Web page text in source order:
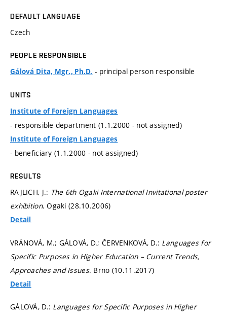
DEFAULT LANGUAGE
Czech
PEOPLE RESPONSIBLE
Gálová Dita, Mgr., Ph.D. - principal person responsible
UNITS
Institute of Foreign Languages
- responsible department (1.1.2000 - not assigned)
Institute of Foreign Languages
- beneficiary (1.1.2000 - not assigned)
RESULTS
RAJLICH, J.: The 6th Ogaki International Invitational poster
exhibition. Ogaki (28.10.2006)
Detail
VRÁNOVÁ, M.; GÁLOVÁ, D.; ČERVENKOVÁ, D.: Languages for
Specific Purposes in Higher Education – Current Trends,
Approaches and Issues. Brno (10.11.2017)
Detail
GÁLOVÁ, D.: Languages for Specific Purposes in Higher